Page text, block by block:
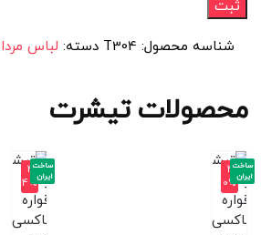
شناسه محصول: T304 دسته: لباس
محصولات تیشرت
-4
0%
ساخت
ایران
-4
4%
ساخت
ایران